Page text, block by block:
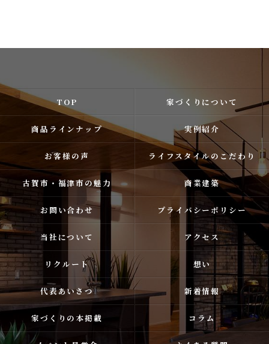
TOP 家づくりについて
商品ラインナップ 実例紹介
お客様の声 ライフスタイルのこだわり
古賀市・福津市の魅力 商業建築
お問い合わせ プライバシーポリシー
当社について アクセス
リクルート 想い
代表あいさつ 新着情報
家づくりの本掲載 コラム